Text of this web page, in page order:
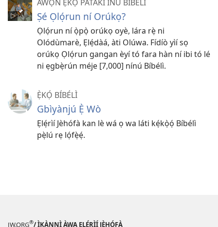
ÀWỌN Ẹ̀KỌ́ PÀTÀKÌ INÚ BÍBÉLÌ
Ṣé Ọlọ́run ní Orúkọ?
Ọlọ́run ní ọ̀pọ̀ orúkọ oyè, lára rẹ̀ ni
Olódùmarè, Ẹlẹ́dàá, àti Olúwa. Fídíò yìí sọ
orúkọ Ọlọ́run gangan èyí tó fara hàn ní ibi tó lé
ni ẹgbẹ̀rún méje [7,000] nínú Bíbélì.
Ẹ̀KỌ́ BÍBÉLÌ
Gbìyànjú Ẹ̀ Wò
Ẹlẹ́rìí Jèhófà kan lè wá ọ wa láti kẹ́kọ̀ọ́ Bíbélì
pẹ̀lú rẹ lọ́fẹ̀ẹ́.
JW.ORG®/ ÌKÀNNÌ ÀWA ẸLẸ́RÌÍ JÈHÓFÀ